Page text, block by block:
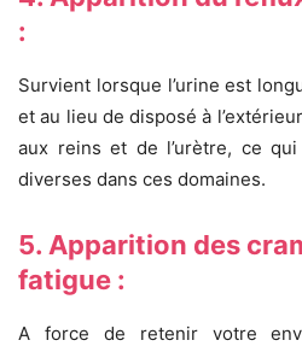
:
Survient lorsque l’urine est
et au lieu de disposé à
aux reins et de l’urètre, ce
diverses dans ces domaines.
5. Apparition des
fatigue :
A force de retenir votre